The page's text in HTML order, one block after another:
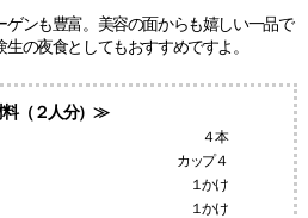
ゲンも豊富。美容の面からも嬉しい一品で
の夜食としてもおすすめですよ。
（２人分）≫
４本
カップ４
１かけ
１かけ